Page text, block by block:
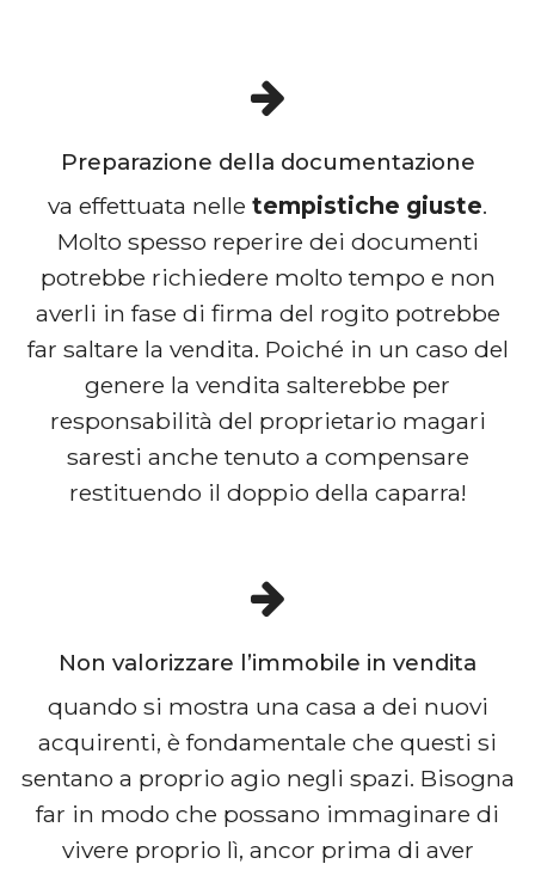
Preparazione della documentazione
va effettuata nelle tempistiche giuste.
Molto spesso reperire dei documenti
potrebbe richiedere molto tempo e non
averli in fase di firma del rogito potrebbe
far saltare la vendita. Poiché in un caso del
genere la vendita salterebbe per
responsabilità del proprietario magari
saresti anche tenuto a compensare
restituendo il doppio della caparra!
Non valorizzare l’immobile in vendita
quando si mostra una casa a dei nuovi
acquirenti, è fondamentale che questi si
sentano a proprio agio negli spazi. Bisogna
far in modo che possano immaginare di
vivere proprio lì, ancor prima di aver